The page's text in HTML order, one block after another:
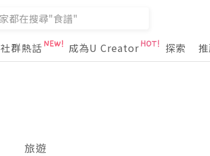
社群熱話 成為U Creator 探索
旅遊